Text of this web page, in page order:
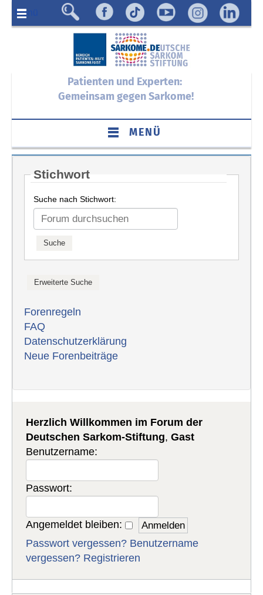
Menü
Patienten und Experten:
Gemeinsam gegen Sarkome!
MENÜ
Stichwort
Suche nach Stichwort:
Forenregeln
FAQ
Datenschutzerklärung
Neue Forenbeiträge
Herzlich Willkommen im Forum der
Deutschen Sarkom-Stiftung,Gast
Benutzername:
Passwort:
Angemeldet bleiben:
Passwort vergessen? Benutzername
vergessen? Registrieren